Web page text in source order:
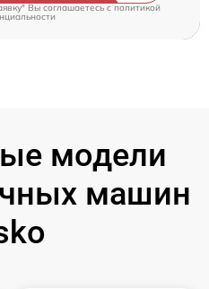
Вы соглашаетесь cполитикой
модели
машин